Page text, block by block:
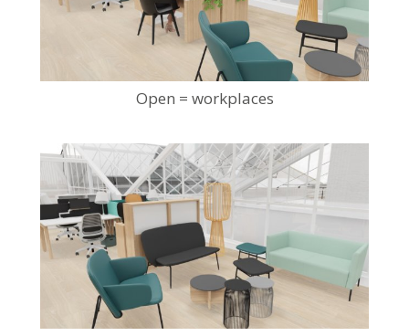
Open = workplaces